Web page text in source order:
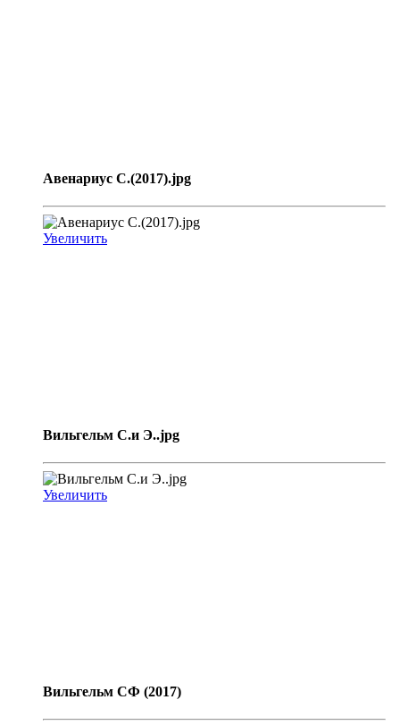
Авенариус С.(2017).jpg
Увеличить
Вильгельм С.и Э..jpg
Увеличить
Вильгельм СФ (2017)